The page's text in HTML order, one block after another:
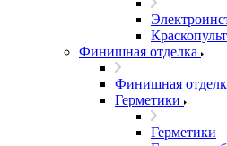
Финишная отделка
Финишная
Герметики
Герметики